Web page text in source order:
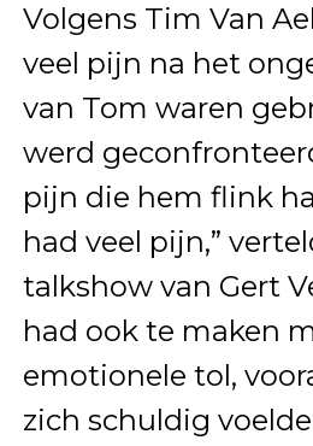
Volgens Tim Van
veel pijn na het
van Tom waren
werd
pijn die hem flink
had veel pijn,”
talkshow van Gert
had ook te maken
emotionele tol,
zich schuldig